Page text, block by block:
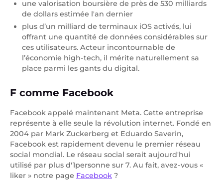
une valorisation boursière de près de 530 milliards
de dollars estimée l'an dernier
plus d’un milliard de terminaux iOS activés, lui
offrant une quantité de données considérables sur
ces utilisateurs. Acteur incontournable de
l’économie high-tech, il mérite naturellement sa
place parmi les gants du digital.
F comme Facebook
Facebook appelé maintenant Meta. Cette entreprise
représente à elle seule la révolution internet. Fondé en
2004 par Mark Zuckerberg et Eduardo Saverin,
Facebook est rapidement devenu le premier réseau
social mondial. Le réseau social serait aujourd'hui
utilisé par plus d'1personne sur 7. Au fait, avez-vous «
liker » notre page Facebook ?